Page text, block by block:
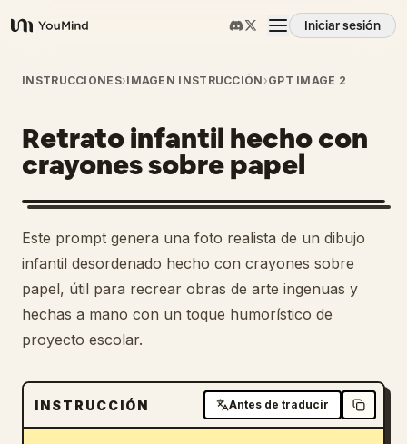
YouMind
Iniciar sesión
Resumen
Casos de uso
Habilidades
Prompts
Precios
Blog
INSTRUCCIONES›IMAGEN INSTRUCCIÓN ›GPT IMAGE 2
Retrato infantil hecho con
crayones sobre papel
Este prompt genera una foto realista de un dibujo
infantil desordenado hecho con crayones sobre
papel, útil para recrear obras de arte ingenuas y
hechas a mano con un toque humorístico de
proyecto escolar.
INSTRUCCIÓN Antes de traducir